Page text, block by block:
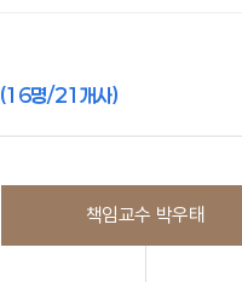
(16명/21개사)
책임교수 박우태